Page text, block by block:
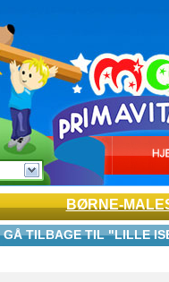
BØRNE-
GÅ TILBAGE TIL "LILLE